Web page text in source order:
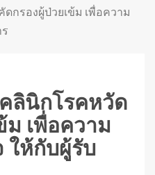
กรองผู้ป่วยเข้ม เพื่อความ
ลินิกโรคหวัด
ม เพื่อความ
ห้กับผู้รับ